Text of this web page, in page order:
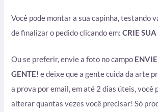
Você pode montar a sua capinha, testando
de finalizar o pedido clicando em:CRIE
Ou se preferir, envie a foto no campo
GENTE! e deixe que a gente cuida da arte
a prova por email, em até 2 dias úteis, você
alterar quantas vezes você precisar! Só